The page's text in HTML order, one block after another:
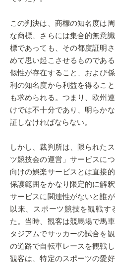
この判決は、商標の知名度は
な商標、さらには集合的無意
標であっても、その都度証明
めて思い起こさせるものであ
似性が存在すること、および
利の知名度から利益を得るこ
も求められる。つまり、欧州
けでは不十分であり、明らか
証しなければならない。
しかし、裁判所は、限られた
ツ競技会の運営」サービスに
向けの娯楽サービスとは直接
保護範囲をかなり限定的に解
サービスに関連性がないと誰
以来、スポーツ競技を観戦す
た。当時、観客は競馬場で馬
タジアムでサッカーの試合を
の道路で自転車レースを観戦
観客は、特定のスポーツの愛